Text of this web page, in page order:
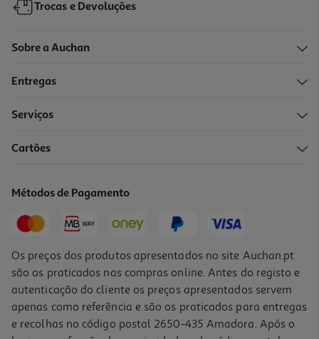
Trocas e Devoluções
Sobre a Auchan
Entregas
Serviços
Cartões
Métodos de Pagamento
Os preços dos produtos apresentados no site Auchan.pt
são os praticados nas compras online. Antes do registo e
autenticação do cliente os preços apresentados servem
apenas como referência e são os praticados para entregas
e recolhas no código postal 2650-435 Amadora. Após o